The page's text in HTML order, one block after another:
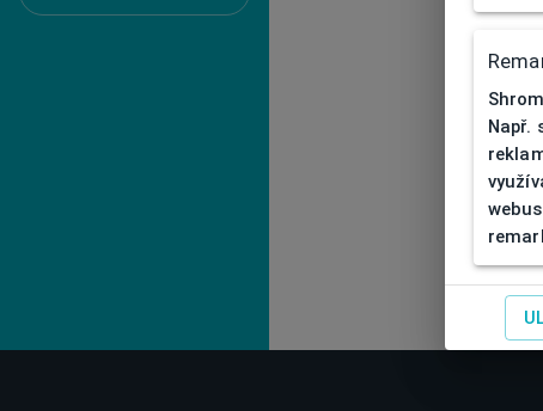
Např.